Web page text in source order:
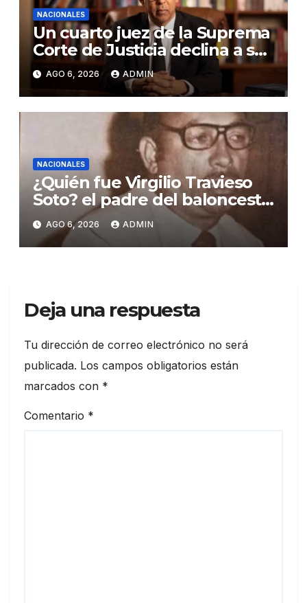
NACIONALES
Un cuarto juez de la Suprema
Corte de Justicia declina a ser
evaluado por el CNM
AGO 6, 2026 ADMIN
NACIONALES
¿Quién fue Virgilio Travieso
Soto? el padre del baloncesto
dominicano
AGO 6, 2026 ADMIN
Deja una respuesta
Tu dirección de correo electrónico no será
publicada. Los campos obligatorios están
marcados con *
Comentario *